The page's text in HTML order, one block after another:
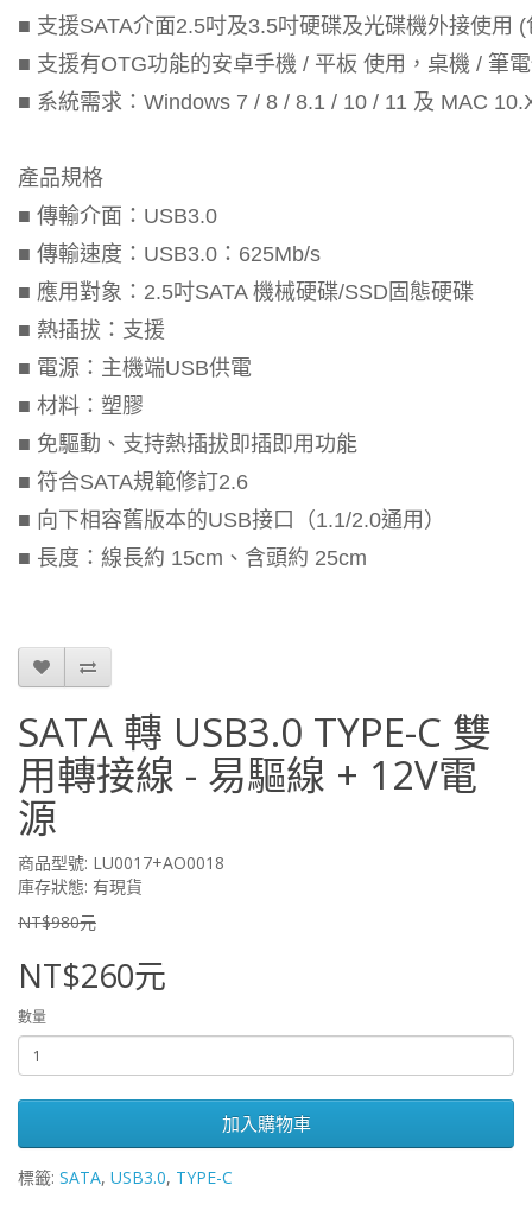
■ 支援SATA介面2.5吋及3.5吋硬碟及光碟機外接使用
■ 支援有OTG功能的安卓手機 / 平板 使用，桌機 / 筆
■ 系統需求：Windows 7 / 8 / 8.1 / 10 / 11 及 MAC
產品規格
■ 傳輸介面：USB3.0
■ 傳輸速度：USB3.0：625Mb/s
■ 應用對象：2.5吋SATA 機械硬碟/SSD固態硬碟
■ 熱插拔：支援
■ 電源：主機端USB供電
■ 材料：塑膠
■ 免驅動、支持熱插拔即插即用功能
■ 符合SATA規範修訂2.6
■ 向下相容舊版本的USB接口（1.1/2.0通用）
■ 長度：線長約 15cm、含頭約 25cm
SATA 轉 USB3.0 TYPE-C 雙
用轉接線 - 易驅線 + 12V電
源
商品型號: LU0017+AO0018
庫存狀態: 有現貨
NT$980元
NT$260元
數量
加入購物車
標籤: SATA, USB3.0, TYPE-C